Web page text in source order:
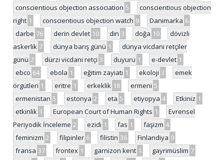
conscientious objection association 5
conscientious objection
right 1 conscientious objection watch 9 Danimarka 6
darbe 76 derin devlet 10 din 3 doğa 10
dövizli
askerlik 7 dünya barış günü 1
dünya vicdani retçiler
günü 2 dürzi vicdani retçi 3 duyuru 1 e-devlet 1
ebco 64 ebola 1 eğitim zayiatı 1 ekoloji 3
emek
örgütleri 1 eritre 1 erkeklik 18 ermeni 5
ermenistan 5 estonya 2 eta 5 etiyopya 4 Etkiniz 1
etkinlik 1 European Court of Human Rights 1
Evrensel
Periyodik İnceleme 2 ezidi 1 fas 1 faşizm 4
feminizm 2 filipinler 6 filistin 36 Finlandiya 9
fransa 37 frontex 1 garnizon kent 1 gayrimüslim 7